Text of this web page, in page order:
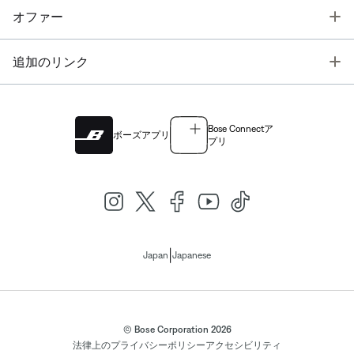
オファー
追加のリンク
ボーズアプリ
Bose Connectア
プリ
Japan Japanese
© Bose Corporation 2026
法律上のプライバシーポリシーアクセシビリティ